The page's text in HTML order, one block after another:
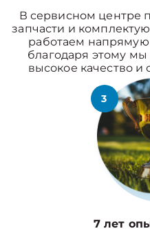
В сервисном центре
запчасти и
работаем
благодаря этому
высокое качество
3
7 лет